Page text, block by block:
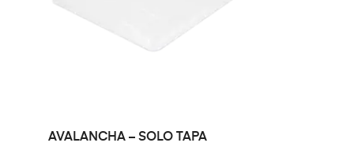
LEER MÁS
AVALANCHA – SOLO TAPA